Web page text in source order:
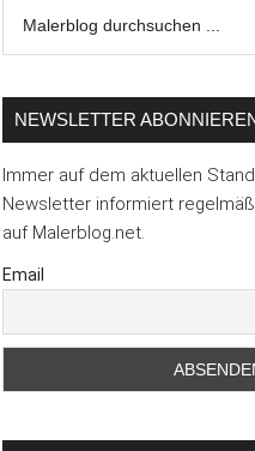
durchsuchen
NEWSLETTER
Immer auf dem aktuellen
Newsletter informiert
auf Malerblog.net.
Email